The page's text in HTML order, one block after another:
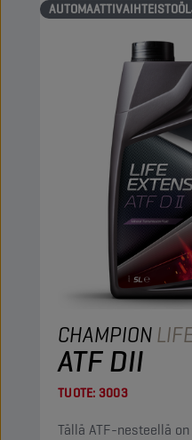
CHAMPION
ATF DII
TUOTE: 3003
Tällä ATF-nesteellä